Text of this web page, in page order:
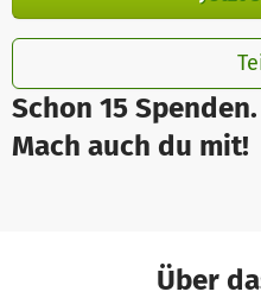
Schon 15 Spenden.
Mach auch du mit!
Über